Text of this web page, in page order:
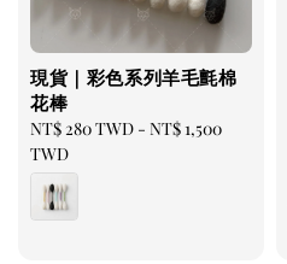
現貨｜彩色系列羊毛氈棉
花棒
Regular
price
NT$ 280 TWD - NT$ 1,500
TWD